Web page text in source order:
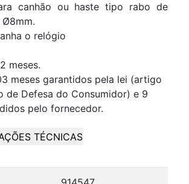
canhão ou haste tipo rabo de
Ø8mm.
o relógio
meses.
meses garantidos pela lei (artigo
de Defesa do Consumidor) e 9
pelo fornecedor.
TÉCNICAS